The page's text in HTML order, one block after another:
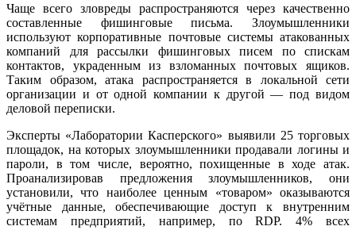
Чаще всего зловреды распространяются через качественно
составленные фишинговые письма. Злоумышленники
используют корпоративные почтовые системы атакованных
компаний для рассылки фишинговых писем по спискам
контактов, украденным из взломанных почтовых ящиков.
Таким образом, атака распространяется в локальной сети
организации и от одной компании к другой — под видом
деловой переписки.
Эксперты «Лаборатории Касперского» выявили 25 торговых
площадок, на которых злоумышленники продавали логины и
пароли, в том числе, вероятно, похищенные в ходе атак.
Проанализировав предложения злоумышленников, они
установили, что наиболее ценным «товаром» оказываются
учётные данные, обеспечивающие доступ к внутренним
системам предприятий, например, по RDP. 4% всех